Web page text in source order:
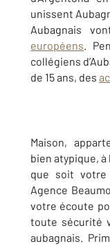
unissent
Aubagnais
européens.
collégiens
de 15 ans, des
Maison,
bien atypique,
que soit votre
Agence
votre écoute
toute sécurité
aubagnais.